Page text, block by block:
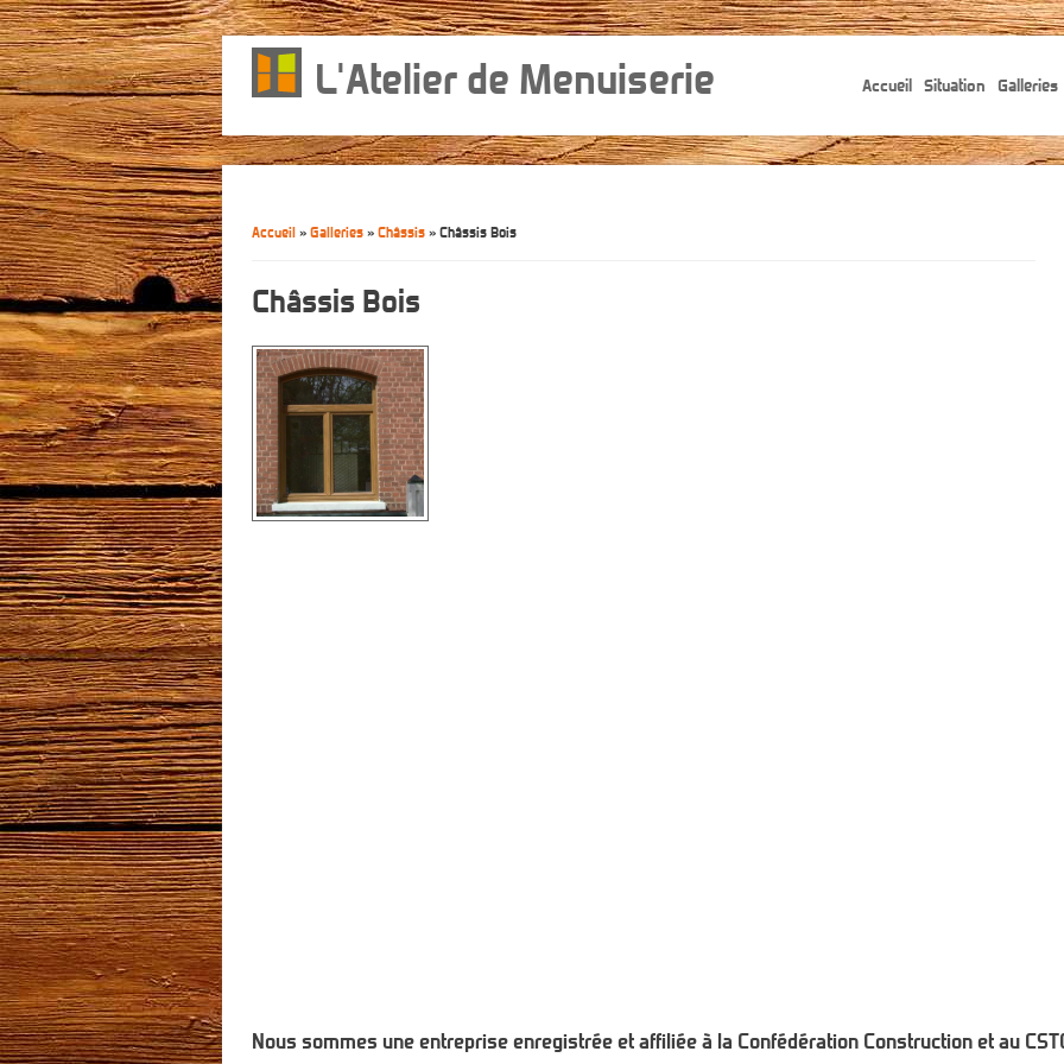
L'Atelier de Menuiserie Accueil Situation Galleries
Accueil » Galleries » Châssis » Châssis Bois
Châssis Bois
Nous sommes une entreprise enregistrée et affiliée à la Confédération Construction et au